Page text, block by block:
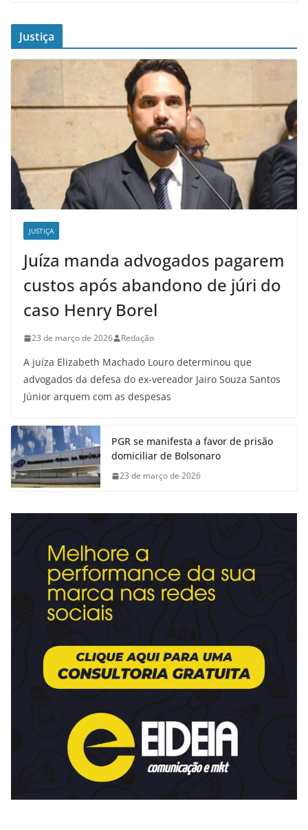
Justiça
JUSTIÇA
Juíza manda advogados pagarem
custos após abandono de júri do
caso Henry Borel
23 de março de 2026 Redação
A juíza Elizabeth Machado Louro determinou que
advogados da defesa do ex-vereador Jairo Souza Santos
Júnior arquem com as despesas
PGR se manifesta a favor de prisão
domiciliar de Bolsonaro
23 de março de 2026